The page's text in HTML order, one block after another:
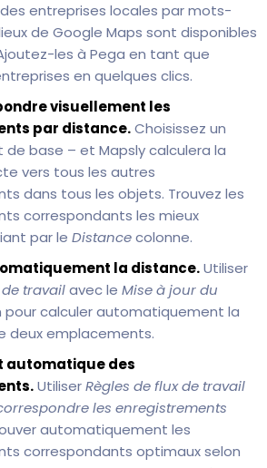
entreprises locales par mots-
de Google Maps sont disponibles
les à Pega en tant que
en quelques clics.
visuellement les
par distance.Choisissez un
base – et Mapsly calculera la
vers tous les autres
dans tous les objets. Trouvez les
correspondants les mieux
par le Distancecolonne.
la distance.Utiliser
de travailavec le Mise à jour du
pour calculer automatiquement la
deux emplacements.
automatique des
UtiliserRègles de flux de travail
les enregistrements
automatiquement les
correspondants optimaux selon